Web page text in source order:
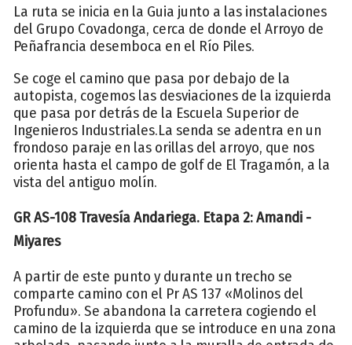
La ruta se inicia en la Guia junto a las instalaciones
del Grupo Covadonga, cerca de donde el Arroyo de
Peñafrancia desemboca en el Río Piles.
Se coge el camino que pasa por debajo de la
autopista, cogemos las desviaciones de la izquierda
que pasa por detrás de la Escuela Superior de
Ingenieros Industriales.La senda se adentra en un
frondoso paraje en las orillas del arroyo, que nos
orienta hasta el campo de golf de El Tragamón, a la
vista del antiguo molín.
GR AS-108 Travesía Andariega. Etapa 2: Amandi -
Miyares
A partir de este punto y durante un trecho se
comparte camino con el Pr AS 137 «Molinos del
Profundu». Se abandona la carretera cogiendo el
camino de la izquierda que se introduce en una zona